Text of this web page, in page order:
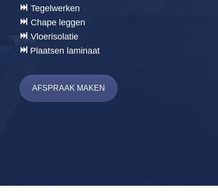
Tegelwerken
Chape leggen
Vloerisolatie
Plaatsen laminaat
AFSPRAAK MAKEN